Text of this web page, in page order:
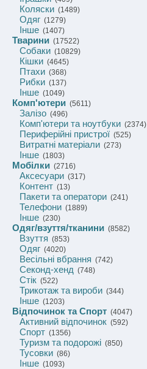
Коляски (1489)
Одяг (1279)
Інше (1407)
Тварини (17522)
Собаки (10829)
Кішки (4645)
Птахи (368)
Рибки (137)
Інше (1049)
Комп'ютери (5611)
Залізо (496)
Комп'ютери та ноутбуки (2374)
Периферійні пристрої (525)
Витратні матеріали (273)
Інше (1803)
Мобілки (2716)
Аксесуари (317)
Контент (13)
Пакети та оператори (241)
Телефони (1889)
Інше (230)
Одяг/взуття/тканини (8582)
Взуття (853)
Одяг (4020)
Весільні вбрання (742)
Секонд-хенд (748)
Стік (522)
Трикотаж та вироби (344)
Інше (1203)
Відпочинок та Спорт (4047)
Активний відпочинок (592)
Спорт (1356)
Туризм та подорожі (850)
Тусовки (86)
Інше (1093)